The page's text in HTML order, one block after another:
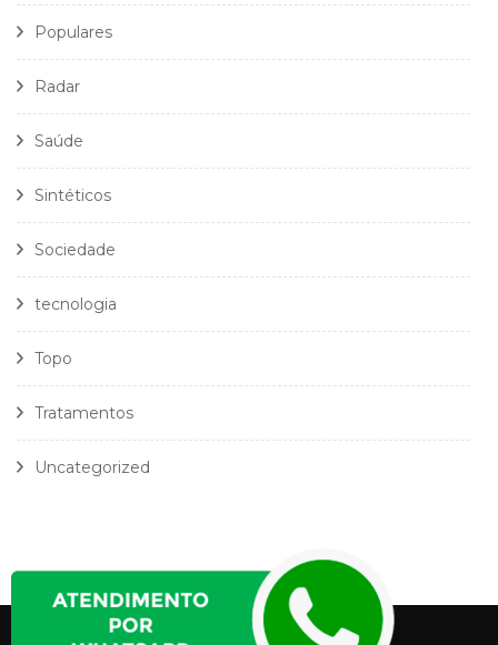
Populares
Radar
Saúde
Sintéticos
Sociedade
tecnologia
Topo
Tratamentos
Uncategorized
Política Privacidade